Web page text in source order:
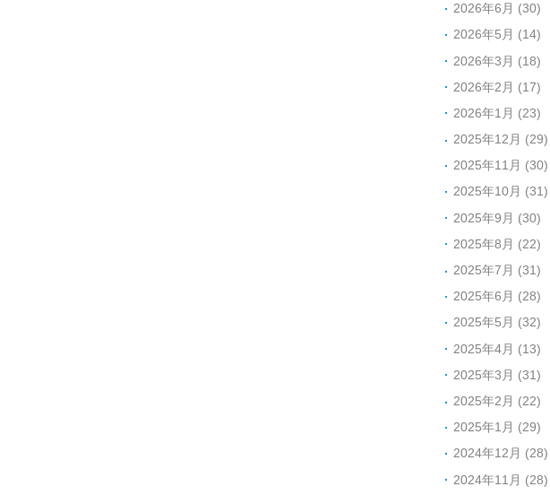
2026年6月 (30)
2026年5月 (14)
2026年3月 (18)
2026年2月 (17)
2026年1月 (23)
2025年12月 (29)
2025年11月 (30)
2025年10月 (31)
2025年9月 (30)
2025年8月 (22)
2025年7月 (31)
2025年6月 (28)
2025年5月 (32)
2025年4月 (13)
2025年3月 (31)
2025年2月 (22)
2025年1月 (29)
2024年12月 (28)
2024年11月 (28)